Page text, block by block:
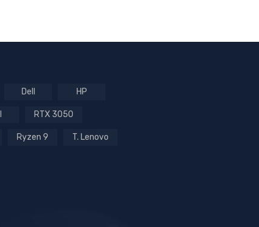
Dell HP
RTX 3050
Ryzen 9 T. Lenovo